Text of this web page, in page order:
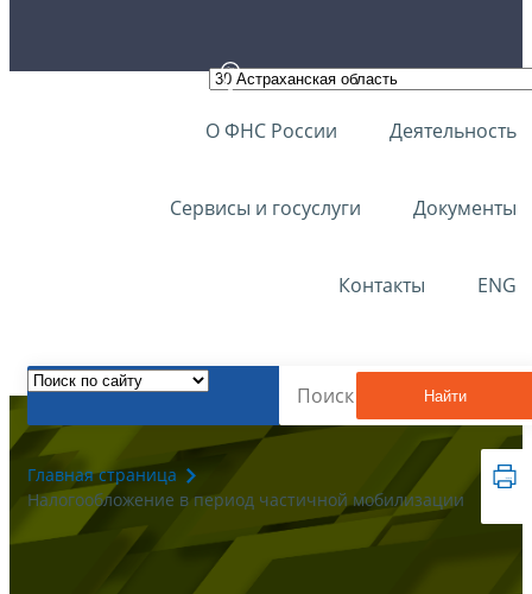
О ФНС России Деятельность
Сервисы и госуслуги Документы
Контакты ENG
Найти
Главная страница
Налогообложение в период частичной мобилизации